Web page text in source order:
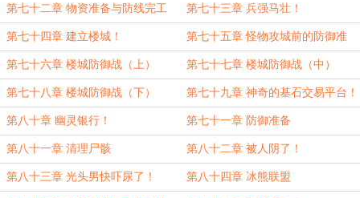
第七十二章 物资准备与防线完工 第七十三章 兵强马壮！
第七十四章 建立楼城！ 第七十五章 怪物攻城前的防御准
备！
第七十六章 楼城防御战（上） 第七十七章 楼城防御战（中）
第七十八章 楼城防御战（下） 第七十九章 神奇的基石交易平台！
第八十章 幽灵银行！ 第七十一章 防御准备
第八十一章 清理尸骸 第八十二章 被人阴了！
第八十三章 光头男快吓尿了！ 第八十四章 冰熊联盟